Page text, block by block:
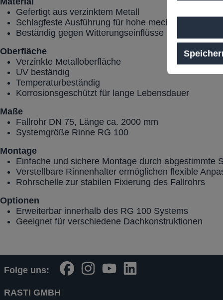
Gefertigt aus verzinktem Metall
Schlagfeste Ausführung für hohe mechanische
Beständig gegen Witterungseinflüsse
Oberfläche
Verzinkte Metalloberfläche
UV beständig
Temperaturbeständig
Korrosionsgeschützt für lange Lebensdauer
Maße
Fallrohr DN 75, Länge ca. 2000 mm
Systemgröße Rinne RG 100
Montage
Einfache und sichere Montage durch abgestimmte
Verstellbare Rinnenhalter ermöglichen flexible
Rohrschelle zur stabilen Fixierung des Fallrohrs
Optionen
Erweiterbar innerhalb des RG 100 Systems
Geeignet für verschiedene Dachkonstruktionen
Folge uns:
RASTI GMBH